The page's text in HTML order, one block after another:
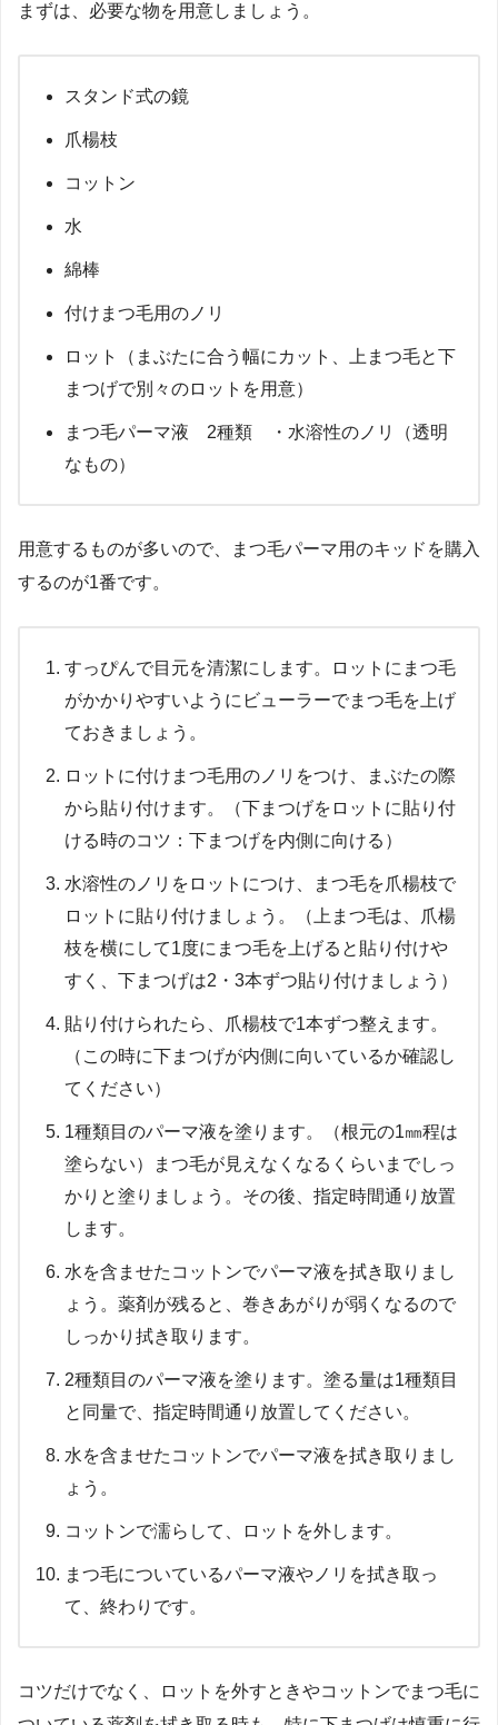
まずは、必要な物を用意しましょう。
スタンド式の鏡
爪楊枝
コットン
水
綿棒
付けまつ毛用のノリ
ロット（まぶたに合う幅にカット、上まつ毛と下
まつげで別々のロットを用意）
まつ毛パーマ液 2種類 ・水溶性のノリ（透明
なもの）
用意するものが多いので、まつ毛パーマ用のキッドを購入
するのが1番です。
すっぴんで目元を清潔にします。ロットにまつ毛
がかかりやすいようにビューラーでまつ毛を上げ
ておきましょう。
ロットに付けまつ毛用のノリをつけ、まぶたの際
から貼り付けます。（下まつげをロットに貼り付
ける時のコツ：下まつげを内側に向ける）
水溶性のノリをロットにつけ、まつ毛を爪楊枝で
ロットに貼り付けましょう。（上まつ毛は、爪楊
枝を横にして1度にまつ毛を上げると貼り付けや
すく、下まつげは2・3本ずつ貼り付けましょう）
貼り付けられたら、爪楊枝で1本ずつ整えます。
（この時に下まつげが内側に向いているか確認し
てください）
1種類目のパーマ液を塗ります。（根元の1㎜程は
塗らない）まつ毛が見えなくなるくらいまでしっ
かりと塗りましょう。その後、指定時間通り放置
します。
水を含ませたコットンでパーマ液を拭き取りまし
ょう。薬剤が残ると、巻きあがりが弱くなるので
しっかり拭き取ります。
2種類目のパーマ液を塗ります。塗る量は1種類目
と同量で、指定時間通り放置してください。
水を含ませたコットンでパーマ液を拭き取りまし
ょう。
コットンで濡らして、ロットを外します。
まつ毛についているパーマ液やノリを拭き取っ
て、終わりです。
コツだけでなく、ロットを外すときやコットンでまつ毛に